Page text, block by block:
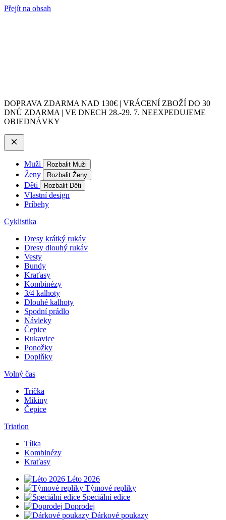
Přejít na obsah
DOPRAVA ZDARMA NAD 130€ | VRÁCENÍ ZBOŽÍ DO 30
DNŮ ZDARMA | VE DNECH 28.-29. 7. NEEXPEDUJEME
OBJEDNÁVKY
Muži Rozbalit Muži
Ženy Rozbalit Ženy
Děti Rozbalit Děti
Vlastní design
Príbehy
Cyklistika
Dresy krátký rukáv
Dresy dlouhý rukáv
Vesty
Bundy
Kraťasy
Kombinézy
3/4 kalhoty
Dlouhé kalhoty
Spodní prádlo
Návleky
Čepice
Rukavice
Ponožky
Doplňky
Volný čas
Trička
Mikiny
Čepice
Triatlon
Tílka
Kombinézy
Kraťasy
Léto 2026
Týmové repliky
Speciální edice
Doprodej
Dárkové poukazy